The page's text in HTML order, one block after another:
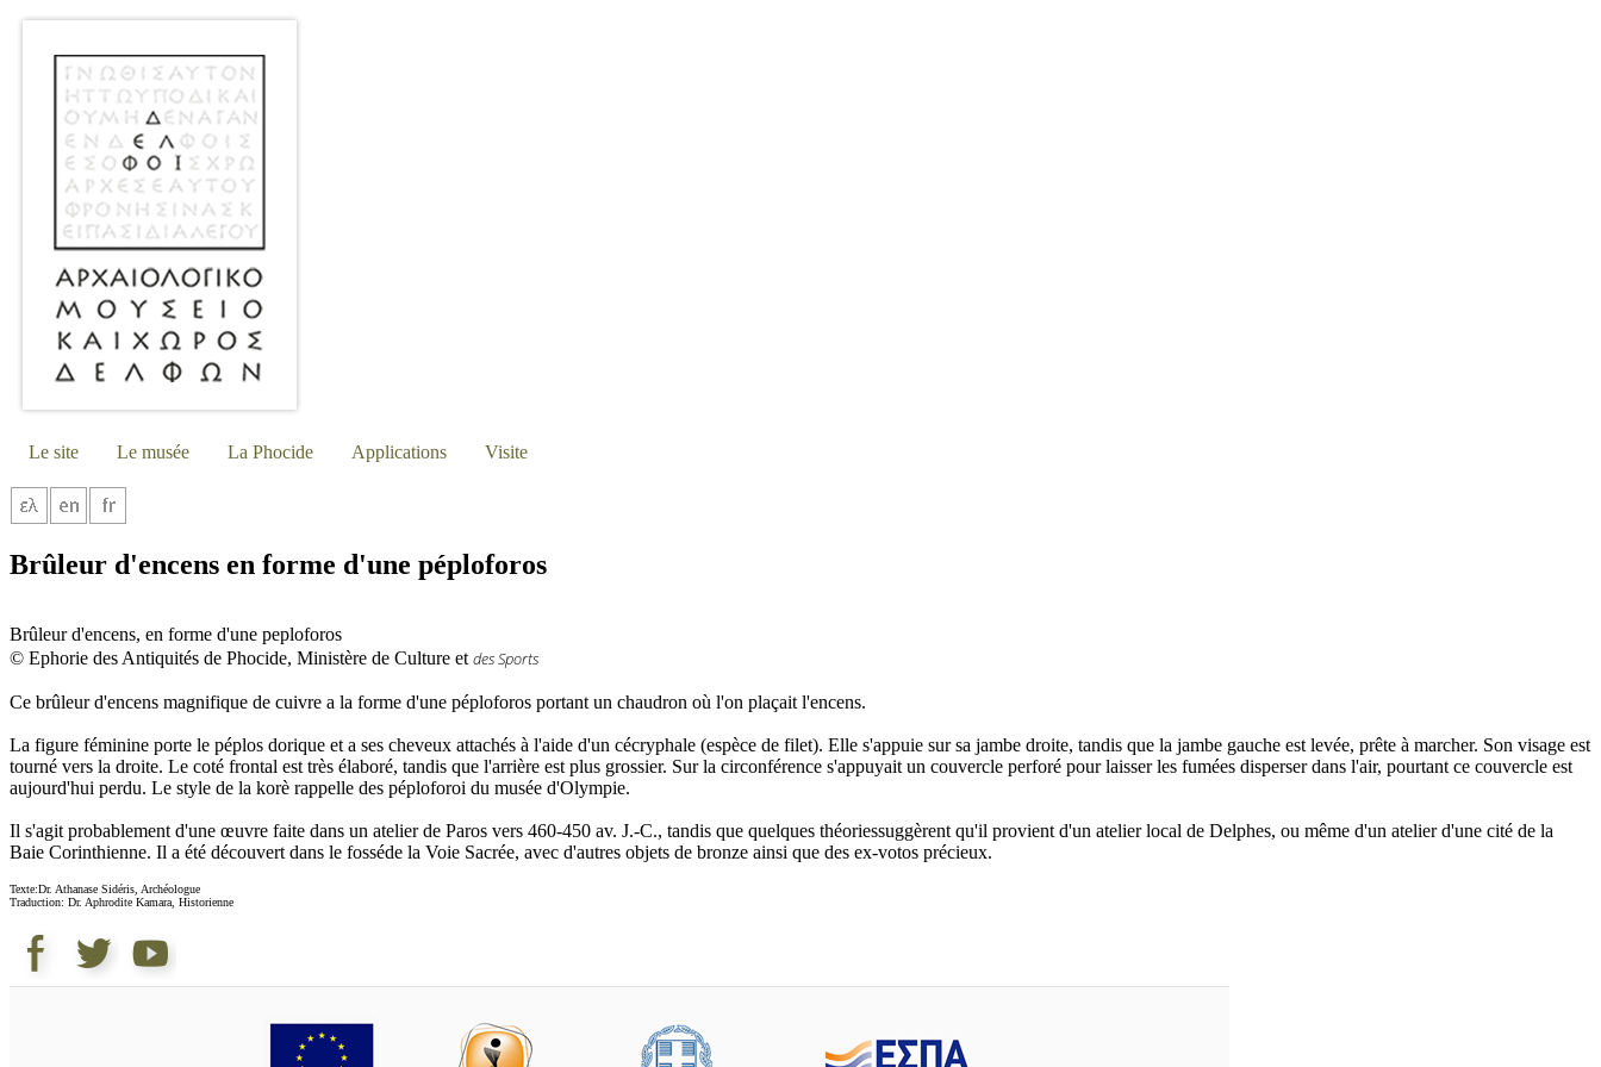
Le site Le musée La Phocide Applications Visite
Brûleur d'encens en forme d'une péploforos
Brûleur d'encens, en forme d'une peploforos
© Ephorie des Antiquités de Phocide, Ministère de Culture et des Sports
Ce brûleur d'encens magnifique de cuivre a la forme d'une péploforos portant un chaudron où l'on plaçait l'encens.
La figure féminine porte le péplos dorique et a ses cheveux attachés à l'aide d'un cécryphale (espèce de filet). Elle s'appuie sur sa jambe droite, tandis que la jambe gauche est levée, prête à marcher. Son visage est
tourné vers la droite. Le coté frontal est très élaboré, tandis que l'arrière est plus grossier. Sur la circonférence s'appuyait un couvercle perforé pour laisser les fumées disperser dans l'air, pourtant ce couvercle est
aujourd'hui perdu. Le style de la korè rappelle des péploforoi du musée d'Olympie.
Il s'agit probablement d'une œuvre faite dans un atelier de Paros vers 460-450 av. J.-C., tandis que quelques théoriessuggèrent qu'il provient d'un atelier local de Delphes, ou même d'un atelier d'une cité de la
Baie Corinthienne. Il a été découvert dans le fosséde la Voie Sacrée, avec d'autres objets de bronze ainsi que des ex-votos précieux.
Texte:Dr. Athanase Sidéris, Archéologue
Traduction: Dr. Aphrodite Kamara, Historienne